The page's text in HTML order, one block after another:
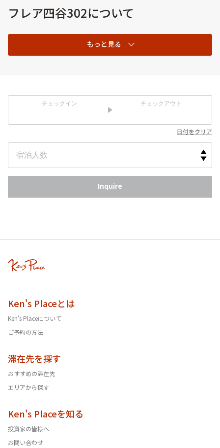
フレア四谷302について
もっと見る
チェックイン チェックアウト
日付をクリア
Inquire
Ken's Placeとは
Ken's Placeについて
ご予約の方法
滞在先を探す
おすすめの滞在先
エリアから探す
Ken's Placeを知る
投資家の皆様へ
お問い合わせ